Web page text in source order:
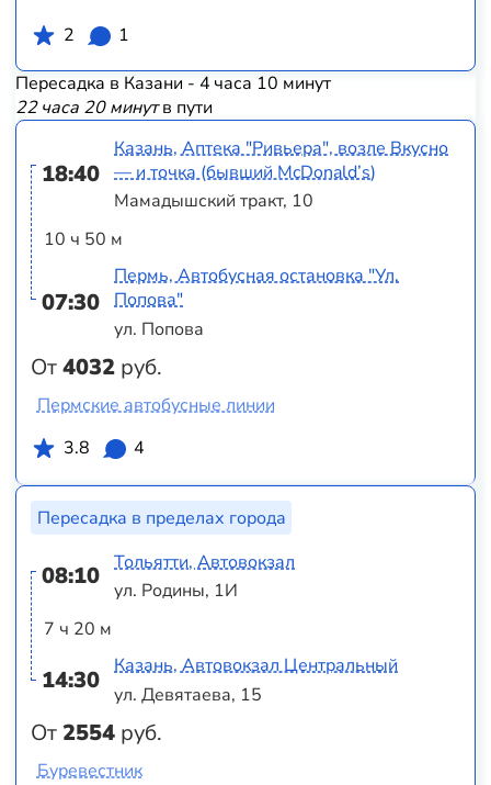
2
1
Пересадка в Казани - 4 часа 10 минут
22 часа 20 минутв пути
18:40
10 ч 50 м
07:30
От4032 руб.
Казань, Аптека "Ривьера", возле Вкусно
— и точка (бывший McDonald’s)
Мамадышский тракт, 10
Пермь, Автобусная остановка "Ул.
Попова"
ул. Попова
Пермские автобусные линии
3.8
4
Пересадка в пределах города
08:10
7 ч 20 м
14:30
От2554 руб.
Тольятти, Автовокзал
ул. Родины, 1И
Казань, Автовокзал Центральный
ул. Девятаева, 15
Буревестник